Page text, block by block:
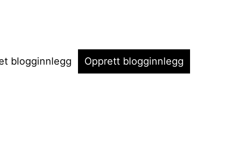
blogginnlegg Opprett blogginnlegg